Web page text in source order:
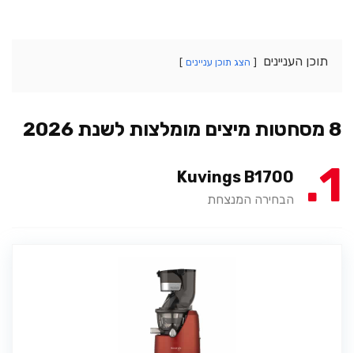
תוכן העניינים הצג תוכן עניינים
8 מסחטות מיצים מומלצות לשנת 2026
1
Kuvings B1700
הבחירה המנצחת